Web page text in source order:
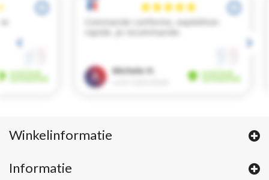
Winkelinformatie
Informatie